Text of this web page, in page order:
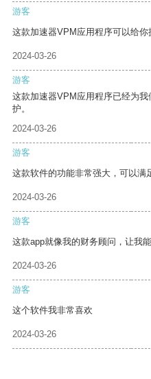
游客
这款加速器VPM应用程序可以给你
2024-03-26
游客
这款加速器VPM应用程序已经为
护。
2024-03-26
游客
这款软件的功能非常强大，可以满
2024-03-26
游客
这款app就像我的财务顾问，让我
2024-03-26
游客
这个软件我非常喜欢
2024-03-26